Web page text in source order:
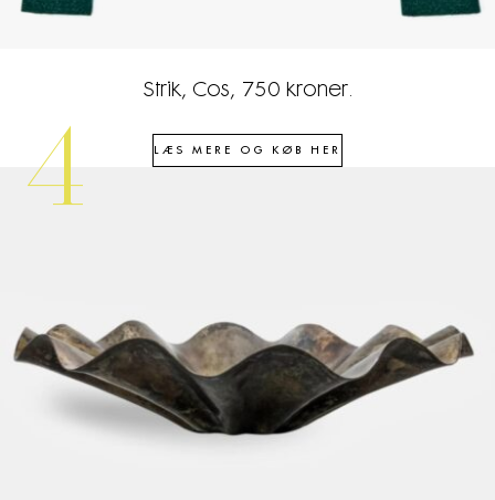
Strik, Cos, 750 kroner.
LÆS MERE OG KØB HER
4